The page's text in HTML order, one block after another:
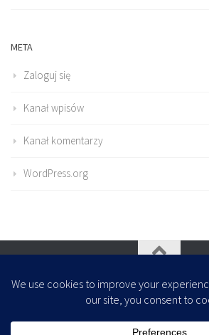
META
Zaloguj się
Kanał wpisów
Kanał komentarzy
WordPress.org